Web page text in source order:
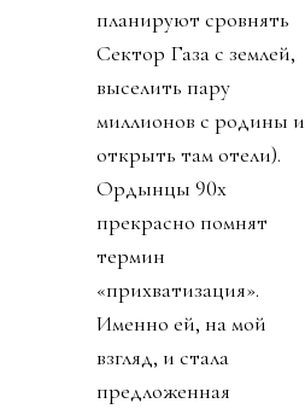
планируют сровнять
Сектор Газа с землей,
выселить пару
миллионов с родины и
открыть там отели).
Ордынцы 90х
прекрасно помнят
термин
«прихватизация».
Именно ей, на мой
взгляд, и стала
предложенная